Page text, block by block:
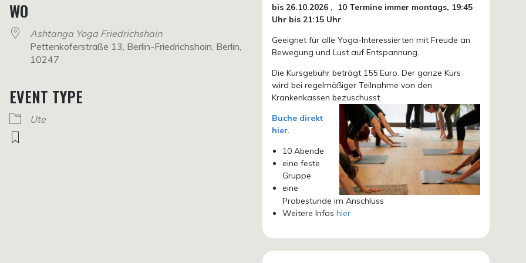
WO
Ashtanga Yoga Friedrichshain
Pettenkoferstraße 13, Berlin-Friedrichshain, Berlin,
10247
EVENT TYPE
Ute
bis 26.10.2026 ,
10 Termine immer montags, 19:45
Uhr bis 21:15 Uhr
Geeignet für alle Yoga-Interessierten mit Freude an
Bewegung und Lust auf Entspannung.
Die Kursgebühr beträgt 155 Euro. Der ganze Kurs
wird bei regelmäßiger Teilnahme von den
Krankenkassen bezuschusst.
Buche direkt
hier.
10 Abende
eine feste
Gruppe
eine
Probestunde im Anschluss
Weitere Infos hier